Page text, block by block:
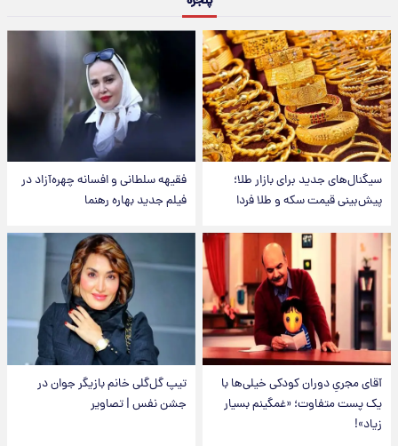
سیگنال‌های جدید برای بازار طلا؛
پیش‌بینی قیمت سکه و طلا فردا
فقیهه سلطانی و افسانه چهره‌آزاد در
فیلم جدید بهاره رهنما
آقای مجریِ دوران کودکی خیلی‌ها با
یک پست متفاوت؛ «غمگینم بسیار
زیاد»!
تیپ گل‌گلی خانم بازیگر جوان در
جشن نفس | تصاویر